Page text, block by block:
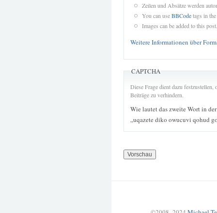
Zeilen und Absätze werden
You can useBBCodetags in
Images can be added to this post.
Weitere Informationen über
CAPTCHA
Diese Frage dient dazu
Beiträge zu verhindern.
Wie lautet das zweite Wort in
„uqazete diko owucuvi qohud